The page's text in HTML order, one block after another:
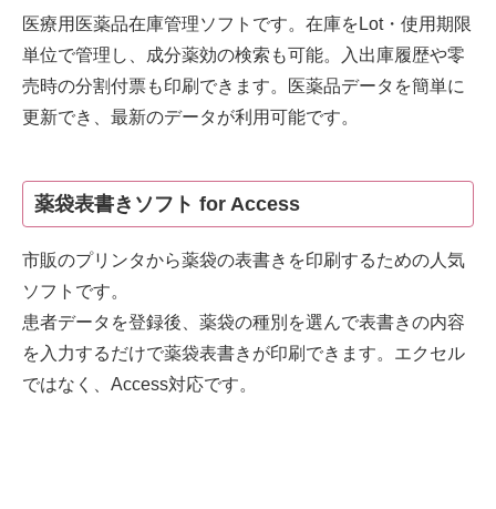
医療用医薬品在庫管理ソフトです。在庫をLot・使用期限
単位で管理し、成分薬効の検索も可能。入出庫履歴や零
売時の分割付票も印刷できます。医薬品データを簡単に
更新でき、最新のデータが利用可能です。
薬袋表書きソフト for Access
市販のプリンタから薬袋の表書きを印刷するための人気
ソフトです。
患者データを登録後、薬袋の種別を選んで表書きの内容
を入力するだけで薬袋表書きが印刷できます。エクセル
ではなく、Access対応です。